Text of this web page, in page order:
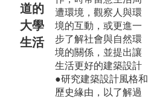
道的
大學
生活
遭環境，觀察人與環
境的互動，或更進一
步了解社會與自然環
境的關係，並提出讓
生活更好的建築設計
●研究建築設計風格和
歷史緣由，以了解過